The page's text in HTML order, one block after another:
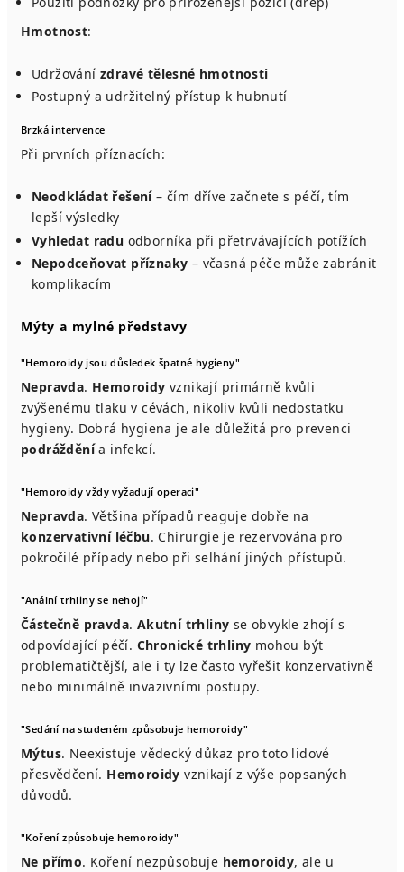
Hmotnost:
Udržování zdravé tělesné hmotnosti
Postupný a udržitelný přístup k hubnutí
Brzká intervence
Při prvních příznacích:
Neodkládat řešení– čím dříve začnete s péčí, tím
lepší výsledky
Vyhledat radu odborníka při přetrvávajících potížích
Nepodceňovat příznaky – včasná péče může zabránit
komplikacím
Mýty a mylné představy
"Hemoroidy jsou důsledek špatné hygieny"
Nepravda. Hemoroidy vznikají primárně kvůli
zvýšenému tlaku v cévách, nikoliv kvůli nedostatku
hygieny. Dobrá hygiena je ale důležitá pro prevenci
podrážděnía infekcí.
"Hemoroidy vždy vyžadují operaci"
Nepravda. Většina případů reaguje dobře na
konzervativní léčbu. Chirurgie je rezervována pro
pokročilé případy nebo při selhání jiných přístupů.
"Anální trhliny se nehojí"
Částečně pravda. Akutní trhliny se obvykle zhojí s
odpovídající péčí. Chronické trhliny mohou být
problematičtější, ale i ty lze často vyřešit konzervativně
nebo minimálně invazivními postupy.
"Sedání na studeném způsobuje hemoroidy"
Mýtus. Neexistuje vědecký důkaz pro toto lidové
přesvědčení. Hemoroidy vznikají z výše popsaných
důvodů.
"Koření způsobuje hemoroidy"
Ne přímo. Koření nezpůsobuje hemoroidy, ale u